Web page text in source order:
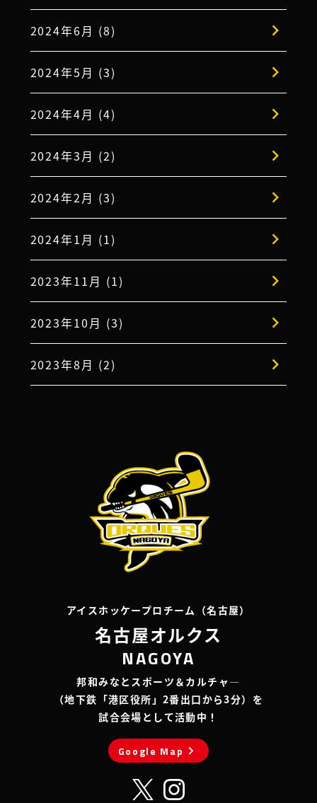
2024年6月 (8)
2024年5月 (3)
2024年4月 (4)
2024年3月 (2)
2024年2月 (3)
2024年1月 (1)
2023年11月 (1)
2023年10月 (3)
2023年8月 (2)
アイスホッケープロチーム（名古屋）
名古屋オルクス
NAGOYA
邦和みなとスポーツ＆カルチャ―
（地下鉄「港区役所」2番出口から3分）を
試合会場として活動中！
Google Map chevron_right